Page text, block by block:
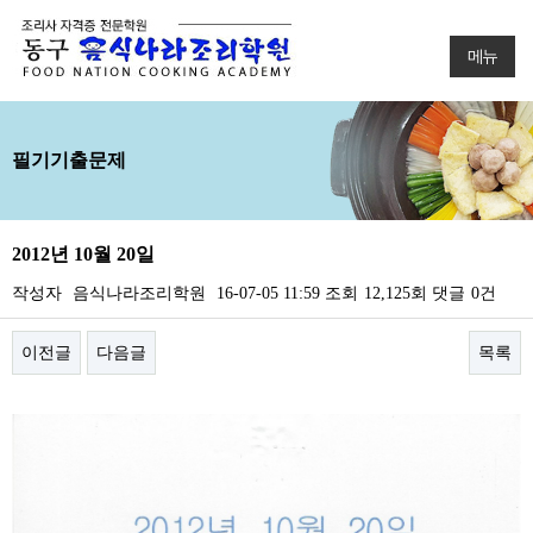
메뉴
필기기출문제
2012년 10월 20일
작성자 음식나라조리학원 16-07-05 11:59 조회 12,125회 댓글 0건
이전글 다음글 목록